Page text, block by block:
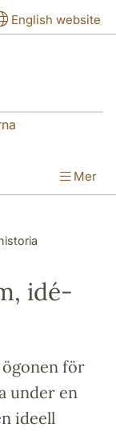
English website
Mer
idé-
för
under en
ideell